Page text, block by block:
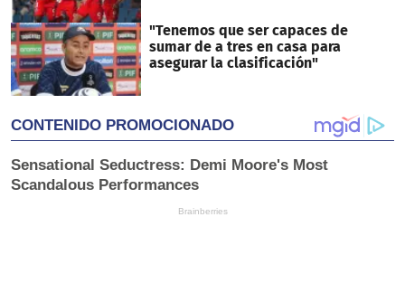
"Tenemos que ser capaces de
sumar de a tres en casa para
asegurar la clasificación"